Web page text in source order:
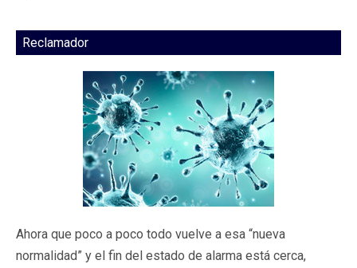
Reclamador
Ahora que poco a poco todo vuelve a esa “nueva
normalidad” y el fin del estado de alarma está cerca,